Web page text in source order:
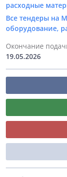
расходные
Все тендеры на
оборудование,
Окончание
19.05.2026